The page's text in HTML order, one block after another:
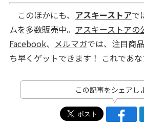
このほかにも、 アスキーストアで
ムを多数販売中。 アスキーストア
Facebook、 メルマガでは、注目商
ち早くゲットできます！ これであ
この記事をシェアし